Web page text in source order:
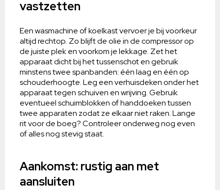
vastzetten
Een wasmachine of koelkast vervoer je bij voorkeur
altijd rechtop. Zo blijft de olie in de compressor op
de juiste plek en voorkom je lekkage. Zet het
apparaat dicht bij het tussenschot en gebruik
minstens twee spanbanden: één laag en één op
schouderhoogte. Leg een verhuisdeken onder het
apparaat tegen schuiven en wrijving. Gebruik
eventueel schuimblokken of handdoeken tussen
twee apparaten zodat ze elkaar niet raken. Lange
rit voor de boeg? Controleer onderweg nog even
of alles nog stevig staat.
Aankomst: rustig aan met
aansluiten